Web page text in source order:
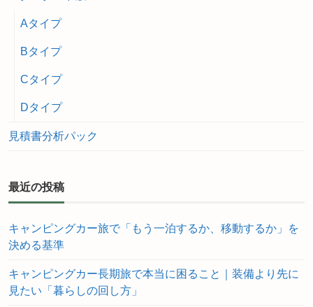
Aタイプ
Bタイプ
Cタイプ
Dタイプ
見積書分析パック
最近の投稿
キャンピングカー旅で「もう一泊するか、移動するか」を
決める基準
キャンピングカー長期旅で本当に困ること｜装備より先に
見たい「暮らしの回し方」